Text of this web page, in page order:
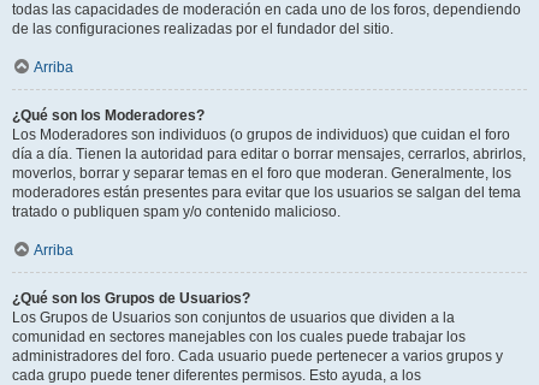
todas las capacidades de moderación en cada uno de los foros, dependiendo
de las configuraciones realizadas por el fundador del sitio.
Arriba
¿Qué son los Moderadores?
Los Moderadores son individuos (o grupos de individuos) que cuidan el foro
día a día. Tienen la autoridad para editar o borrar mensajes, cerrarlos, abrirlos,
moverlos, borrar y separar temas en el foro que moderan. Generalmente, los
moderadores están presentes para evitar que los usuarios se salgan del tema
tratado o publiquen spam y/o contenido malicioso.
Arriba
¿Qué son los Grupos de Usuarios?
Los Grupos de Usuarios son conjuntos de usuarios que dividen a la
comunidad en sectores manejables con los cuales puede trabajar los
administradores del foro. Cada usuario puede pertenecer a varios grupos y
cada grupo puede tener diferentes permisos. Esto ayuda, a los